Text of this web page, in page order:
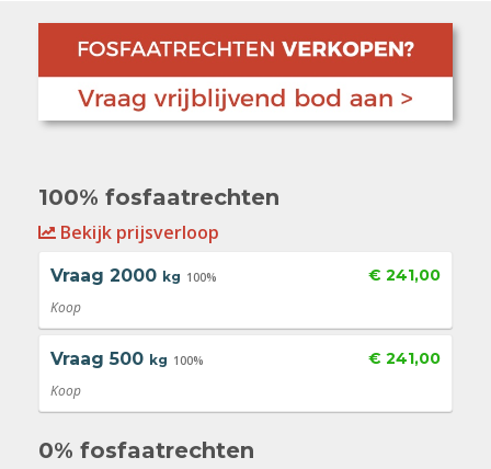
100% fosfaatrechten
Bekijk prijsverloop
Vraag 2000 kg 100% € 241,00
Koop
Vraag 500 kg 100% € 241,00
Koop
0% fosfaatrechten